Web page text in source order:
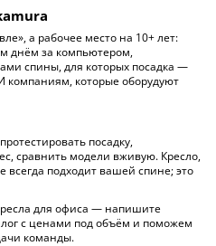
а рабочее место на 10+ лет:
днём за компьютером,
спины, для которых посадка —
компаниям, которые оборудуют
посадку,
сравнить модели вживую. Кресло,
всегда подходит вашей спине; это
для офиса — напишите
с ценами под объём и поможем
команды.